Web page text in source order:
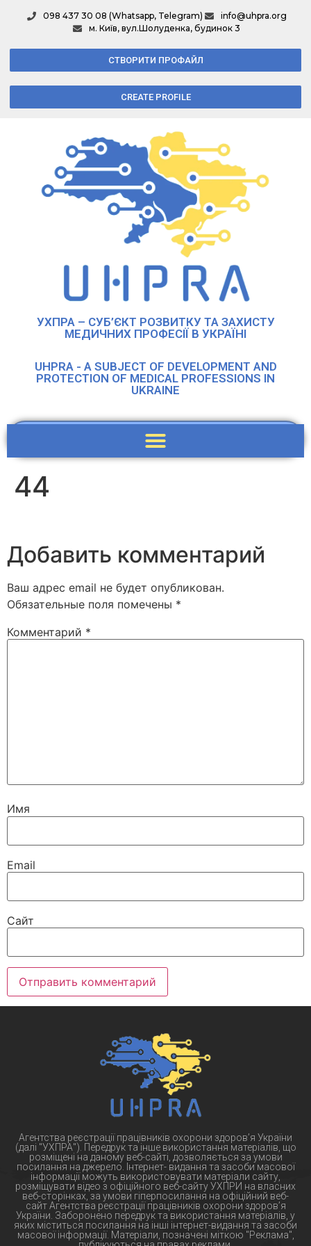
098 437 30 08 (Whatsapp, Telegram)
info@uhpra.org
м. Київ, вул.Шолуденка, будинок 3
СТВОРИТИ ПРОФАЙЛ
CREATE PROFILE
УХПРА – СУБ’ЄКТ РОЗВИТКУ ТА ЗАХИСТУ
МЕДИЧНИХ ПРОФЕСІЇ В УКРАЇНІ
UHPRA - A SUBJECT OF DEVELOPMENT AND
PROTECTION OF MEDICAL PROFESSIONS IN
UKRAINE
44
Добавить комментарий
Ваш адрес email не будет опубликован.
Обязательные поля помечены *
Комментарий *
Имя
Email
Сайт
Агентства реєстрації працівників охорони здоров’я України
(далі "УХПРА"). Передрук та інше використання матеріалів, що
розміщені на даному веб-сайті, дозволяється за умови
посилання на джерело. Інтернет- видання та засоби масової
інформації можуть використовувати матеріали сайту,
розміщувати відео з офіційного веб-сайту УХПРИ на власних
веб-сторінках, за умови гіперпосилання на офіційний веб-
сайт Агентства реєстрації працівників охорони здоров’я
України. Заборонено передрук та використання матеріалів, у
яких міститься посилання на інші інтернет-видання та засоби
масової інформації. Матеріали, позначені міткою "Реклама",